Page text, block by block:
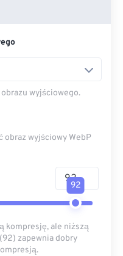
wyjściowego.
obraz wyjściowy WebP
92
kompresję, ale niższą
zapewnia dobry